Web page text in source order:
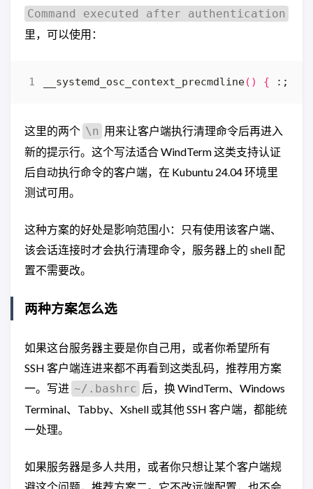
Command executed after authentication
里，可以使用：
__systemd_osc_context_precmdline() { : ;
这里的两个 \n 用来让客户端执行清理命令后再进入
新的提示行。这个写法适合 WindTerm 这类支持认证
后自动执行命令的客户端，在 Kubuntu 24.04 环境里
测试可用。
这种方案的好处是影响范围小：只有使用该客户端、
该会话连接时才会执行清理命令，服务器上的 shell 配
置不需要改。
两种方案怎么选
如果这台服务器主要是你自己用，或者你希望所有
SSH 客户端连进来都不再看到这类乱码，推荐用方案
一。写进 ~/.bashrc 后，换 WindTerm、Windows
Terminal、Tabby、Xshell 或其他 SSH 客户端，都能统
一处理。
如果服务器是多人共用，或者你只想让某个客户端规